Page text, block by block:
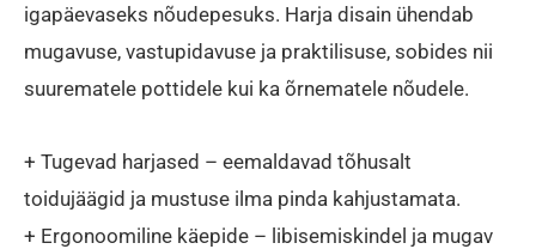
was:
6,50 €.4,87 €.
igapäevaseks nõudepesuks. Harja disain ühendab
mugavuse, vastupidavuse ja praktilisuse, sobides nii
suurematele pottidele kui ka õrnematele nõudele.
+ Tugevad harjased – eemaldavad tõhusalt
toidujäägid ja mustuse ilma pinda kahjustamata.
+ Ergonoomiline käepide – libisemiskindel ja mugav